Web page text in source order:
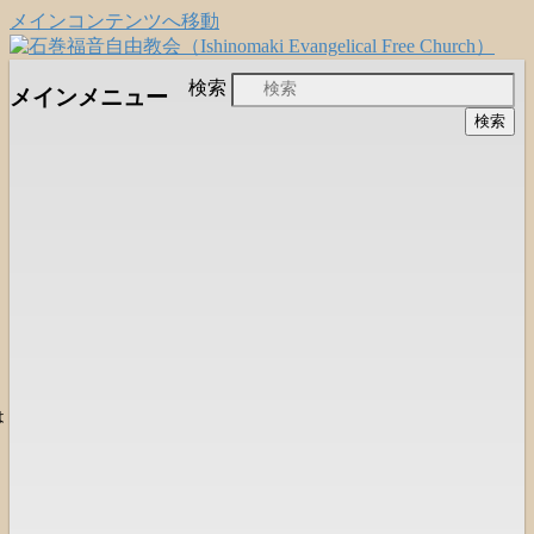
メインコンテンツへ移動
石巻福音自由教会
（Ishinomaki Evangelical Free
日本福音自由教会の有志による「石巻宣
教支援会」によって支えられる新しい
検索
メインメニュー